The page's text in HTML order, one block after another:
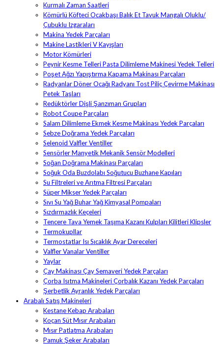
Kurmalı Zaman Saatleri
Kömürlü Köfteci Ocakbaşı Balık Et Tavuk Mangalı Oluklu/
Çubuklu Izgaraları
Makina Yedek Parçaları
Makine Lastikleri V Kayışları
Motor Kömürleri
Peynir Kesme Telleri Pasta Dilimleme Makinesi Yedek Telleri
Poşet Ağzı Yapıştırma Kapama Makinası Parçaları
Radyanlar Döner Ocağı Radyanı Tost Piliç Çevirme Makinası
Petek Taşları
Redüktörler Dişli Şanzıman Grupları
Robot Coupe Parçaları
Salam Dilimleme Ekmek Kesme Makinası Yedek Parçaları
Sebze Doğrama Yedek Parçaları
Selenoid Valfler Ventiller
Sensörler Manyetik Mekanik Sensör Modelleri
Soğan Doğrama Makinası Parçaları
Soğuk Oda Buzdolabı Soğutucu Buzhane Kapıları
Su Filtreleri ve Arıtma Filtresi Parçaları
Süper Mikser Yedek Parçaları
Sıvı Su Yağ Buhar Yağ Kimyasal Pompaları
Sızdırmazlık Keçeleri
Tencere Tava Yemek Taşıma Kazanı Kulpları Kilitleri Klipsler
Termokupllar
Termostatlar Isı Sıcaklık Ayar Dereceleri
Valfler Vanalar Ventiller
Yaylar
Çay Makinası Çay Semaveri Yedek Parçaları
Çorba Isıtma Makineleri Çorbalık Kazanı Yedek Parçaları
Şerbetlik Ayranlık Yedek Parçaları
Arabalı Satış Makineleri
Kestane Kebap Arabaları
Koçan Süt Mısır Arabaları
Mısır Patlatma Arabaları
Pamuk Şeker Arabaları